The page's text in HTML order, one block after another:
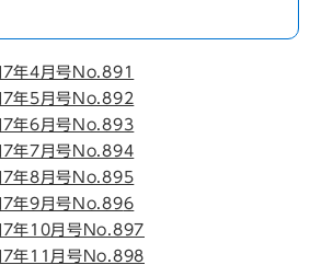
7年4月号No.891
7年5月号No.892
7年6月号No.893
7年7月号No.894
7年8月号No.895
7年9月号No.896
7年10月号No.897
7年11月号No.898